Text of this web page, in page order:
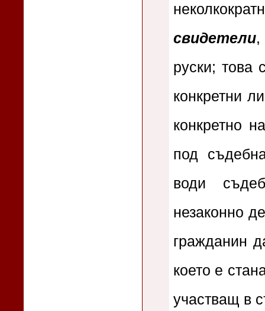
свидетели,
руски; това
конкретни
конкретно
под
води
незаконно
гражданин
което е
участващ в